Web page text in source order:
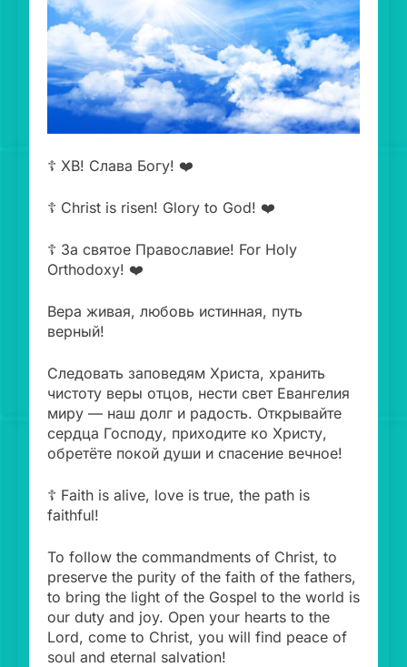
☦️ ХВ! Слава Богу! ❤️
☦️ Christ is risen! Glory to God! ❤️
☦️ За святое Православие! For Holy
Orthodoxy! ❤️
Вера живая, любовь истинная, путь
верный!
Следовать заповедям Христа, хранить
чистоту веры отцов, нести свет Евангелия
миру — наш долг и радость. Открывайте
сердца Господу, приходите ко Христу,
обретёте покой души и спасение вечное!
☦️ Faith is alive, love is true, the path is
faithful!
To follow the commandments of Christ, to
preserve the purity of the faith of the fathers,
to bring the light of the Gospel to the world is
our duty and joy. Open your hearts to the
Lord, come to Christ, you will find peace of
soul and eternal salvation!